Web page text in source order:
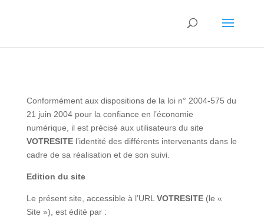
Conformément aux dispositions de la loi n° 2004-575 du
21 juin 2004 pour la confiance en l’économie
numérique, il est précisé aux utilisateurs du site
VOTRESITEl’identité des différents intervenants dans le
cadre de sa réalisation et de son suivi.
Edition du site
Le présent site, accessible à l’URL VOTRESITE(le «
Site »), est édité par :